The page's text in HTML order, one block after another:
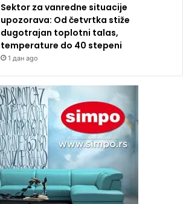
Sektor za vanredne situacije
upozorava: Od četvrtka stiže
dugotrajan toplotni talas,
temperature do 40 stepeni
1 дан ago